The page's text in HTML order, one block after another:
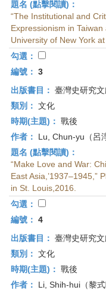
題名 (點擊閱讀)：
“The Institutional and
Expressionism in
University of New York
勾選：
編號： 3
出版書目： 臺灣史研究
類別： 文化
時期(主題)： 戰後
作者：
Lu, Chun-yu（呂
題名 (點擊閱讀)：
“Make Love and War:
East Asia,’1937–1945,”
in St. Louis,2016.
勾選：
編號： 4
出版書目： 臺灣史研究
類別： 文化
時期(主題)： 戰後
作者：
Li, Shih-hui（黎式